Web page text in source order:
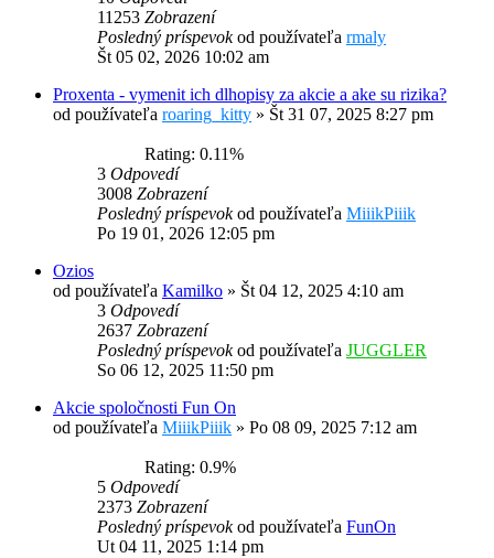
11253 Zobrazení
Posledný príspevokod používateľa rmaly
Št 05 02, 2026 10:02 am
Proxenta - vymenit ich dlhopisy za akcie a ake su rizika?
od používateľa roaring_kitty » Št 31 07, 2025 8:27 pm
Rating: 0.11%
3 Odpovedí
3008 Zobrazení
Posledný príspevokod používateľa MiiikPiiik
Po 19 01, 2026 12:05 pm
Ozios
od používateľa Kamilko » Št 04 12, 2025 4:10 am
3 Odpovedí
2637 Zobrazení
Posledný príspevokod používateľa JUGGLER
So 06 12, 2025 11:50 pm
Akcie spoločnosti Fun On
od používateľa MiiikPiiik » Po 08 09, 2025 7:12 am
Rating: 0.9%
5 Odpovedí
2373 Zobrazení
Posledný príspevokod používateľa FunOn
Ut 04 11, 2025 1:14 pm